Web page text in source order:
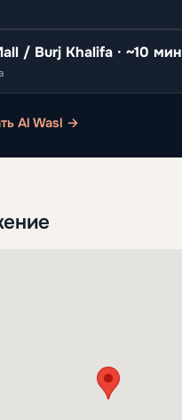
/ Burj Khalifa · ~10 мин
Al Wasl →